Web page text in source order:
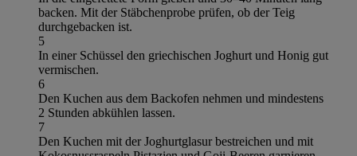
backen. Mit der Stäbchenprobe prüfen, ob der Teig
durchgebacken ist.
5
In einer Schüssel den griechischen Joghurt und Honig gut
vermischen.
6
Den Kuchen aus dem Backofen nehmen und mindestens
2 Stunden abkühlen lassen.
7
Den Kuchen mit der Joghurtglasur bestreichen und mit